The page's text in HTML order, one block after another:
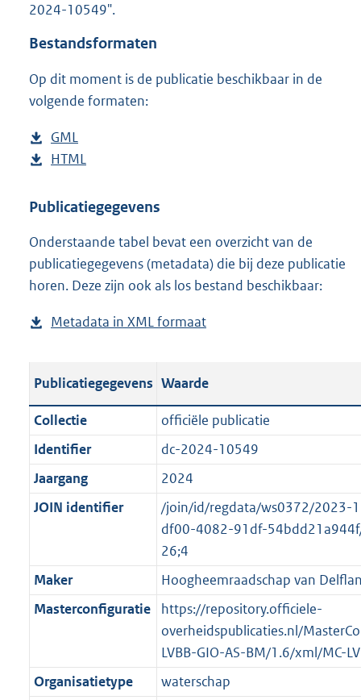
:
2024-10549".
Bestandsformaten
Op dit moment is de publicatie beschikbaar in de
volgende formaten:
D
o
n
o
a
d
u
l
c
a
t
i
e
f
o
r
a
GML
e
t
n
d
s
r
o
t
e
:
2
6
M
b
D
w
l
o
a
p
b
i
c
a
t
i
n
f
o
a
HTML
s
a
n
d
g
o
t
t
e
:
o
e
k
e
Publicatiegegevens
Onderstaande tabel bevat een overzicht van de
publicatiegegevens (metadata) die bij deze publicatie
horen. Deze zijn ook als los bestand beschikbaar:
Metadata in XML formaat
t
a
n
d
g
r
o
o
t
t
e
:
2
K
Publicatiegegevens Waarde
Collectie
officiële publicatie
Identifier
dc-2024-10549
Jaargang
2024
JOIN identifier
/join/id/regdata/ws0372/2023-
df00-4082-91df-
26;4
Maker
Hoogheemraadschap van
Masterconfiguratie
https://repository.officiele-
overheidspublicaties.nl/
LVBB-GIO-AS-BM/1.6/xml/MC-
Organisatietype
waterschap